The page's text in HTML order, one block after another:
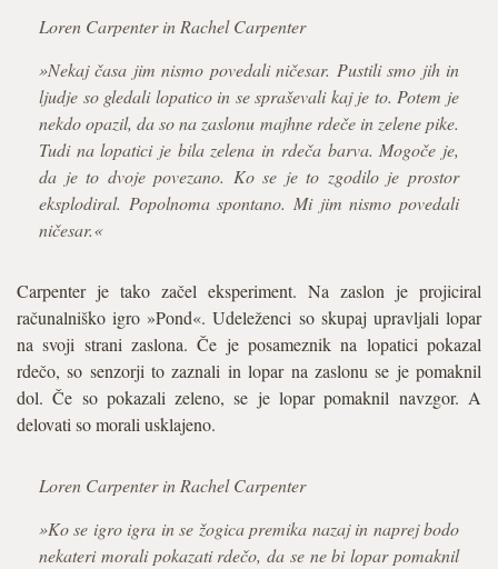
Loren Carpenter in Rachel Carpenter
»Nekaj časa jim nismo povedali ničesar. Pustili smo jih in
ljudje so gledali lopatico in se spraševali kaj je to. Potem je
nekdo opazil, da so na zaslonu majhne rdeče in zelene pike.
Tudi na lopatici je bila zelena in rdeča barva. Mogoče je,
da je to dvoje povezano. Ko se je to zgodilo je prostor
eksplodiral. Popolnoma spontano. Mi jim nismo povedali
ničesar.«
Carpenter je tako začel eksperiment. Na zaslon je projiciral
računalniško igro »Pond«. Udeleženci so skupaj upravljali lopar
na svoji strani zaslona. Če je posameznik na lopatici pokazal
rdečo, so senzorji to zaznali in lopar na zaslonu se je pomaknil
dol. Če so pokazali zeleno, se je lopar pomaknil navzgor. A
delovati so morali usklajeno.
Loren Carpenter in Rachel Carpenter
»Ko se igro igra in se žogica premika nazaj in naprej bodo
nekateri morali pokazati rdečo, da se ne bi lopar pomaknil